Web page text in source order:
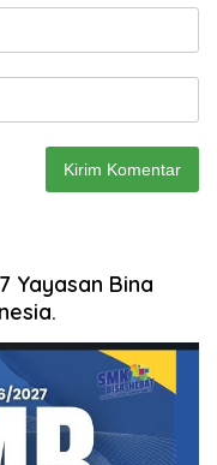
Yayasan Bina